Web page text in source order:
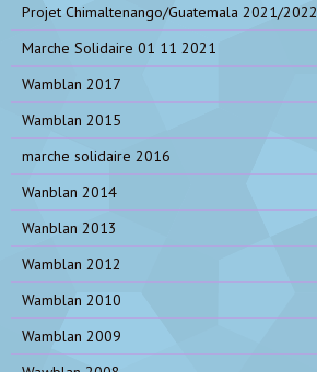
Projet Chimaltenango/Guatemala 2021/2022
Marche Solidaire 01 11 2021
Wamblan 2017
Wamblan 2015
marche solidaire 2016
Wanblan 2014
Wanblan 2013
Wamblan 2012
Wamblan 2010
Wamblan 2009